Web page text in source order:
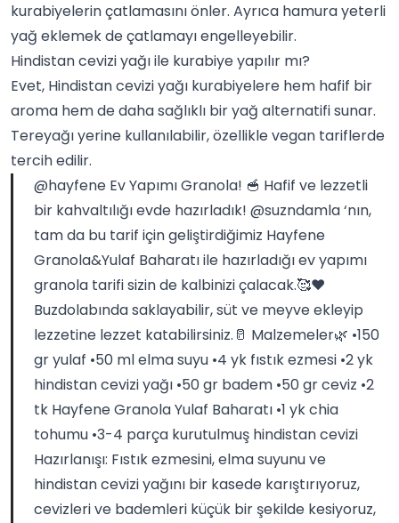
kurabiyelerin çatlamasını önler. Ayrıca hamura yeterli
yağ eklemek de çatlamayı engelleyebilir.
Hindistan cevizi yağı ile kurabiye yapılır mı?
Evet, Hindistan cevizi yağı kurabiyelere hem hafif bir
aroma hem de daha sağlıklı bir yağ alternatifi sunar.
Tereyağı yerine kullanılabilir, özellikle vegan tariflerde
tercih edilir.
@hayfene Ev Yapımı Granola! 🥣 Hafif ve lezzetli
bir kahvaltılığı evde hazırladık! @suzndamla ‘nın,
tam da bu tarif için geliştirdiğimiz Hayfene
Granola&Yulaf Baharatı ile hazırladığı ev yapımı
granola tarifi sizin de kalbinizi çalacak.🥰❤️
Buzdolabında saklayabilir, süt ve meyve ekleyip
lezzetine lezzet katabilirsiniz.🥛 Malzemeler🌿 •150
gr yulaf •50 ml elma suyu •4 yk fıstık ezmesi •2 yk
hindistan cevizi yağı •50 gr badem •50 gr ceviz •2
tk Hayfene Granola Yulaf Baharatı •1 yk chia
tohumu •3-4 parça kurutulmuş hindistan cevizi
Hazırlanışı: Fıstık ezmesini, elma suyunu ve
hindistan cevizi yağını bir kasede karıştırıyoruz,
cevizleri ve bademleri küçük bir şekilde kesiyoruz,